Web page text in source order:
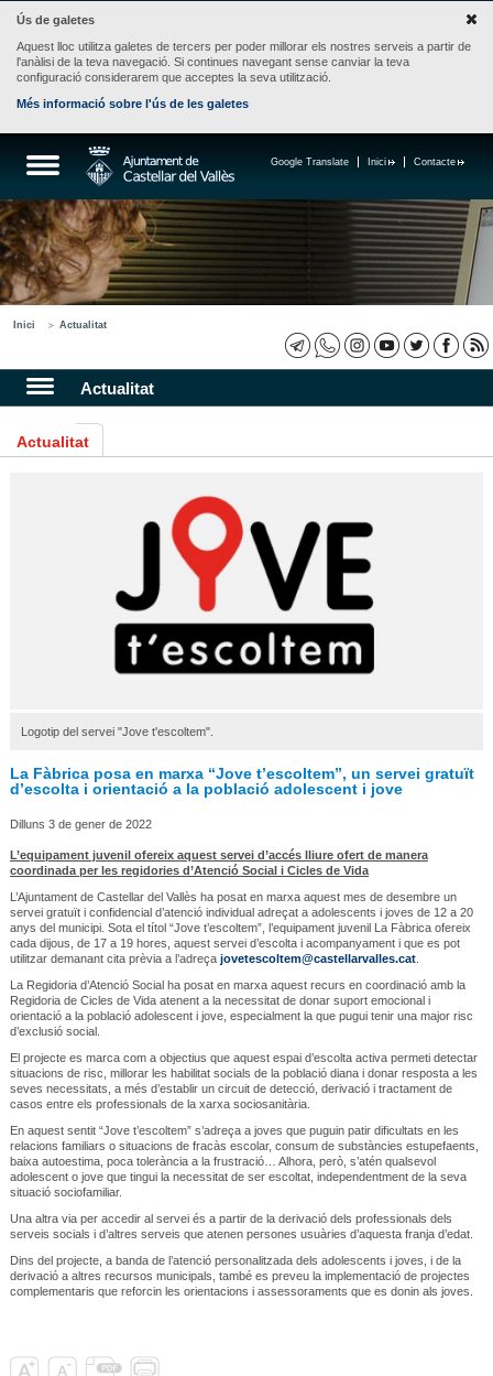
Ús de galetes
Aquest lloc utilitza galetes de tercers per poder millorar els nostres serveis a partir de
l'anàlisi de la teva navegació. Si continues navegant sense canviar la teva
configuració considerarem que acceptes la seva utilització.
Més informació sobre l'ús de les galetes
Contacte
Inici
Google Translate
Inici Actualitat
Actualitat
Actualitat
Logotip del servei "Jove t'escoltem".
La Fàbrica posa en marxa “Jove t’escoltem”, un servei gratuït
d’escolta i orientació a la població adolescent i jove
Dilluns 3 de gener de 2022
L’equipament juvenil ofereix aquest servei d’accés lliure ofert de manera
coordinada per les regidories d’Atenció Social i Cicles de Vida
L’Ajuntament de Castellar del Vallès ha posat en marxa aquest mes de desembre un
servei gratuït i confidencial d’atenció individual adreçat a adolescents i joves de 12 a 20
anys del municipi. Sota el títol “Jove t’escoltem”, l’equipament juvenil La Fàbrica ofereix
cada dijous, de 17 a 19 hores, aquest servei d’escolta i acompanyament i que es pot
utilitzar demanant cita prèvia a l’adreça jovetescoltem@castellarvalles.cat.
La Regidoria d’Atenció Social ha posat en marxa aquest recurs en coordinació amb la
Regidoria de Cicles de Vida atenent a la necessitat de donar suport emocional i
orientació a la població adolescent i jove, especialment la que pugui tenir una major risc
d’exclusió social.
El projecte es marca com a objectius que aquest espai d’escolta activa permeti detectar
situacions de risc, millorar les habilitat socials de la població diana i donar resposta a les
seves necessitats, a més d’establir un circuit de detecció, derivació i tractament de
casos entre els professionals de la xarxa sociosanitària.
En aquest sentit “Jove t’escoltem” s’adreça a joves que puguin patir dificultats en les
relacions familiars o situacions de fracàs escolar, consum de substàncies estupefaents,
baixa autoestima, poca tolerància a la frustració… Alhora, però, s’atén qualsevol
adolescent o jove que tingui la necessitat de ser escoltat, independentment de la seva
situació sociofamiliar.
Una altra via per accedir al servei és a partir de la derivació dels professionals dels
serveis socials i d’altres serveis que atenen persones usuàries d’aquesta franja d’edat.
Dins del projecte, a banda de l’atenció personalitzada dels adolescents i joves, i de la
derivació a altres recursos municipals, també es preveu la implementació de projectes
complementaris que reforcin les orientacions i assessoraments que es donin als joves.